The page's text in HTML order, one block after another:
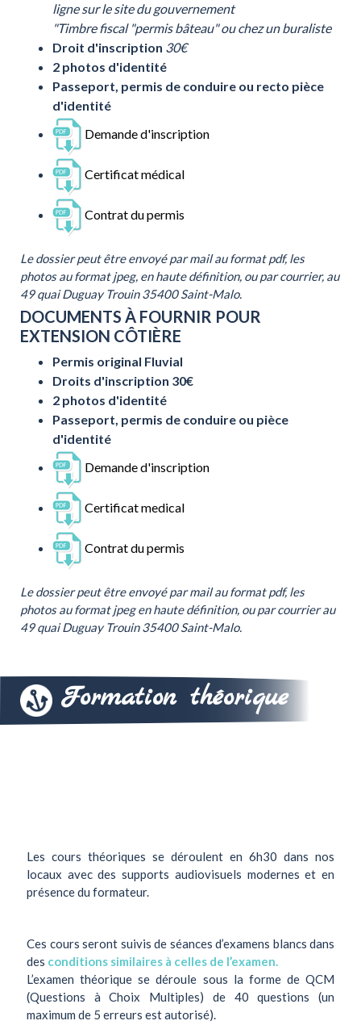
ligne sur le site du gouvernement
"Timbre fiscal "permis bâteau" ou chez un buraliste
Droit d'inscription 30€
2 photos d'identité
Passeport, permis de conduire ou recto pièce
d'identité
Demande d'inscription
Certificat médical
Contrat du permis
Le dossier peut être envoyé par mail au format pdf, les
photos au format jpeg, en haute définition, ou par courrier, au
49 quai Duguay Trouin 35400 Saint-Malo.
DOCUMENTS À FOURNIR POUR
EXTENSION CÔTIÈRE
Permis original Fluvial
Droits d'inscription 30€
2 photos d'identité
Passeport, permis de conduire ou pièce
d'identité
Demande d'inscription
Certificat medical
Contrat du permis
Le dossier peut être envoyé par mail au format pdf, les
photos au format jpeg en haute définition, ou par courrier au
49 quai Duguay Trouin 35400 Saint-Malo.
Formation théorique
Les cours théoriques se déroulent en 6h30 dans nos
locaux avec des supports audiovisuels modernes et en
présence du formateur.
Ces cours seront suivis de séances d’examens blancs dans
des conditions similaires à celles de l’examen.
L’examen théorique se déroule sous la forme de QCM
(Questions à Choix Multiples) de 40 questions (un
maximum de 5 erreurs est autorisé).